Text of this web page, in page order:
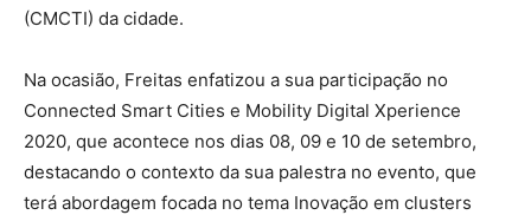
(CMCTI) da cidade.
Na ocasião, Freitas enfatizou a sua participação no
Connected Smart Cities e Mobility Digital Xperience
2020, que acontece nos dias 08, 09 e 10 de setembro,
destacando o contexto da sua palestra no evento, que
terá abordagem focada no tema Inovação em clusters